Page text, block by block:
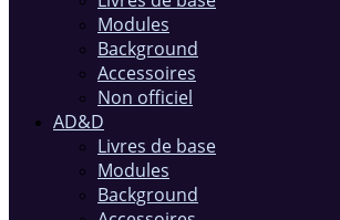
Modules
Background
Accessoires
Non officiel
AD&D
Livres de base
Modules
Background